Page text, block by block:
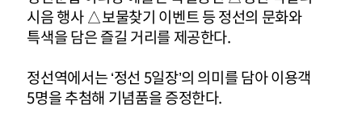
시음 행사 △보물찾기 이벤트 등 정선의 문화와
특색을 담은 즐길 거리를 제공한다.
정선역에서는 ‘정선 5일장’의 의미를 담아 이용객
5명을 추첨해 기념품을 증정한다.